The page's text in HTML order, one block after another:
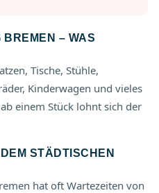
– WAS
Tische, Stühle,
Kinderwagen und vieles
einem Stück lohnt sich der
STÄDTISCHEN
hat oft Wartezeiten von